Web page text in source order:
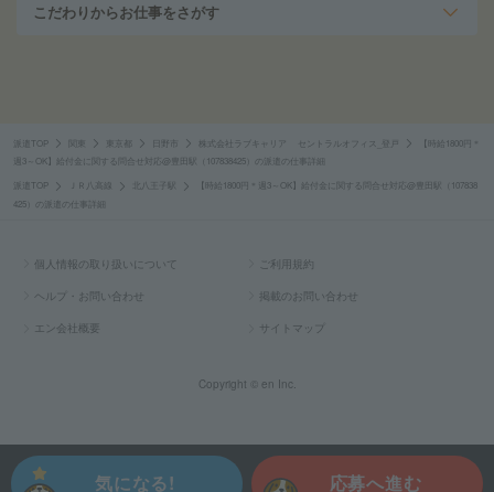
応募へ進む
気になる!
こだわりからお仕事をさがす
派遣TOP 関東 東京都 日野市 株式会社ラブキャリア セントラルオフィス_登戸
【時給1800円＊
週3～OK】給付金に関する問合せ対応@豊田駅（107838425）の派遣の仕事詳細
派遣TOP ＪＲ八高線 北八王子駅
【時給1800円＊週3～OK】給付金に関する問合せ対応@豊田駅（107838
425）の派遣の仕事詳細
個人情報の取り扱いについて ご利用規約
ヘルプ・お問い合わせ 掲載のお問い合わせ
エン会社概要 サイトマップ
Copyright © en Inc.